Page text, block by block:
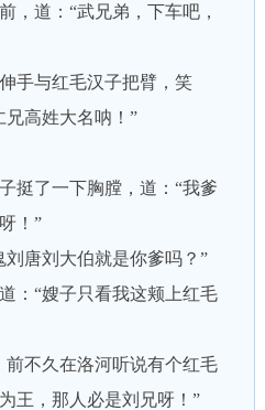
道：“武兄弟，下车吧，
与红毛汉子把臂，笑
兄高姓大名呐！”
了一下胸膛，道：“我爹
！”
唐刘大伯就是你爹吗？”
“嫂子只看我这颊上红毛
不久在洛河听说有个红毛
王，那人必是刘兄呀！”